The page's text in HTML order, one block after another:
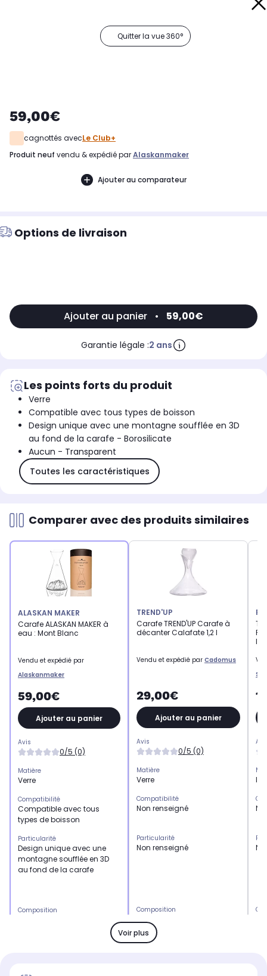
Quitter la vue 360°
59,00€
cagnottés avecLe Club+
produit neuf vendu & expédié parAlaskanmaker
Ajouter au comparateur
Options de livraison
Ajouter au panier • 59,00€
Garantie légale :2 ans
Les points forts du produit
Verre
Compatible avec tous types de boisson
Design unique avec une montagne soufflée en 3D
au fond de la carafe - Borosilicate
Aucun - Transparent
Toutes les caractéristiques
Comparer avec des produits similaires
ALASKAN MAKER
Carafe ALASKAN MAKER à
eau : Mont Blanc
Vendu et expédié par
Alaskanmaker
59,00€
Ajouter au panier
Avis
0/5 (0)
Matière
Verre
Compatibilité
Compatible avec tous
types de boisson
Particularité
Design unique avec une
montagne soufflée en 3D
au fond de la carafe
Composition
TREND'UP
Carafe TREND'UP Carafe à
décanter Calafate 1,2 l
Vendu et expédié par Cadomus
29,00€
Ajouter au panier
Avis
0/5 (0)
Matière
Verre
Compatibilité
Non renseigné
Particularité
Non renseigné
Composition
Verre
NC
NC
Voir plus